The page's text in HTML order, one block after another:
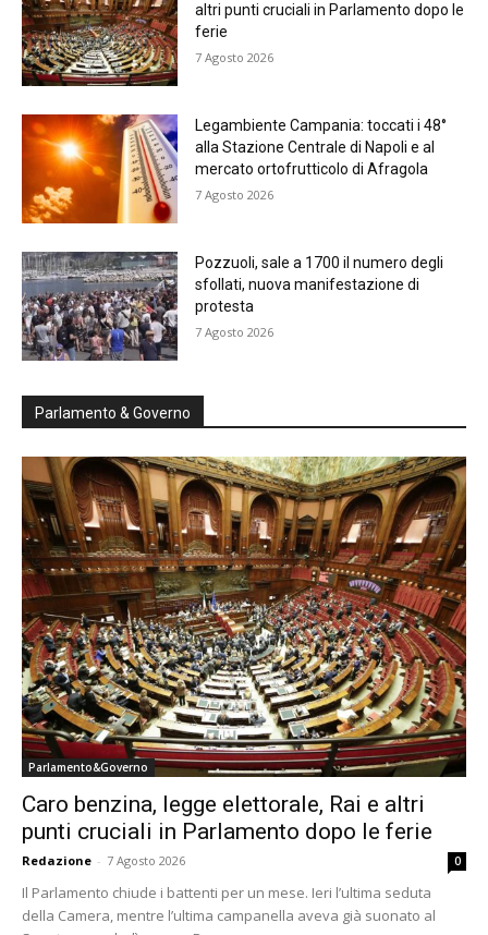
altri punti cruciali in Parlamento dopo le
ferie
7 Agosto 2026
Legambiente Campania: toccati i 48°
alla Stazione Centrale di Napoli e al
mercato ortofrutticolo di Afragola
7 Agosto 2026
Pozzuoli, sale a 1700 il numero degli
sfollati, nuova manifestazione di
protesta
7 Agosto 2026
Parlamento & Governo
Parlamento&Governo
Caro benzina, legge elettorale, Rai e altri
punti cruciali in Parlamento dopo le ferie
Redazione - 7 Agosto 2026 0
Il Parlamento chiude i battenti per un mese. Ieri l’ultima seduta
della Camera, mentre l’ultima campanella aveva già suonato al